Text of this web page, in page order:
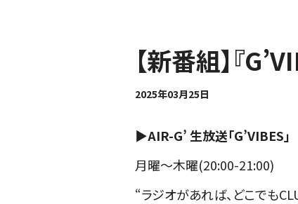
【新番組】『
2025年03月25日
▶︎AIR-G’ 生放送「G’VIBES」
月曜〜木曜(20:00-21:00)
“ラジオがあれば、どこでも